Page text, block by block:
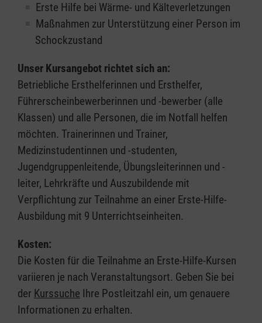
Erste Hilfe bei Wärme- und Kälteverletzungen
Maßnahmen zur Unterstützung einer Person im
Schockzustand
Unser Kursangebot richtet sich an:
Betriebliche Ersthelferinnen und Ersthelfer,
Führerscheinbewerberinnen und -bewerber (alle
Klassen) und alle Personen, die im Notfall helfen
möchten. Trainerinnen und Trainer,
Medizinstudentinnen und -studenten,
Jugendgruppenleitende, Übungsleiterinnen und -
leiter, Lehrkräfte und Auszubildende mit
Verpflichtung zur Teilnahme an einer Erste-Hilfe-
Ausbildung mit 9 Unterrichtseinheiten.
Kosten:
Die Kosten für die Teilnahme an Erste-Hilfe-Kursen
variieren je nach Veranstaltungsort. Geben Sie bei
der Kurssuche Ihre Postleitzahl ein, um genauere
Informationen zu erhalten.